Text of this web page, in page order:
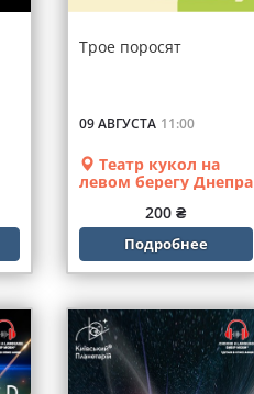
Трое поросят
09 АВГУСТА 11:00
Театр кукол на
левом берегу Днепра
200 ₴
Подробнее